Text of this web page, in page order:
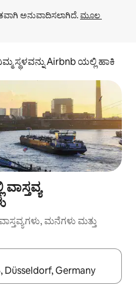
ಅನುವಾದಿಸಲಾಗಿದೆ. ಮೂಲ
ಸ್ಥಳವನ್ನು Airbnb ಯಲ್ಲಿ ಹಾಕಿ
ಮನೆಗಳು ಮತ್ತು
ಮತ್ತು ಡೌನ್ ಬಾಣದ ಕೀಲಿಗಳೊಂದಿಗೆ